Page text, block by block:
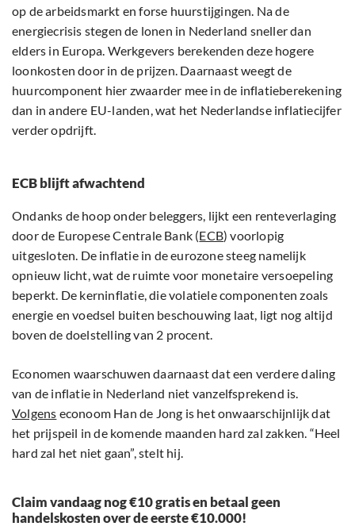
op de arbeidsmarkt en forse huurstijgingen. Na de
energiecrisis stegen de lonen in Nederland sneller dan
elders in Europa. Werkgevers berekenden deze hogere
loonkosten door in de prijzen. Daarnaast weegt de
huurcomponent hier zwaarder mee in de inflatieberekening
dan in andere EU-landen, wat het Nederlandse inflatiecijfer
verder opdrijft.
ECB blijft afwachtend
Ondanks de hoop onder beleggers, lijkt een renteverlaging
door de Europese Centrale Bank (ECB) voorlopig
uitgesloten. De inflatie in de eurozone steeg namelijk
opnieuw licht, wat de ruimte voor monetaire versoepeling
beperkt. De kerninflatie, die volatiele componenten zoals
energie en voedsel buiten beschouwing laat, ligt nog altijd
boven de doelstelling van 2 procent.
Economen waarschuwen daarnaast dat een verdere daling
van de inflatie in Nederland niet vanzelfsprekend is.
Volgens econoom Han de Jong is het onwaarschijnlijk dat
het prijspeil in de komende maanden hard zal zakken. “Heel
hard zal het niet gaan”, stelt hij.
Claim vandaag nog €10 gratis en betaal geen
handelskosten over de eerste €10.000!